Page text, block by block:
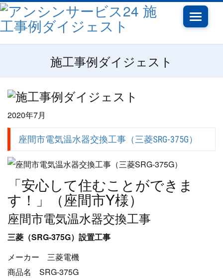
Toggle
施工事例ダイジェスト
2020年7月
座間市電気温水器交換工事（三菱SRG-375G）
「安心して住むことができま
す！」（座間市Y様）
座間市電気温水器交換工事
三菱（SRG-375G）設置工事
メーカー 三菱電機
商品名 SRG-375G